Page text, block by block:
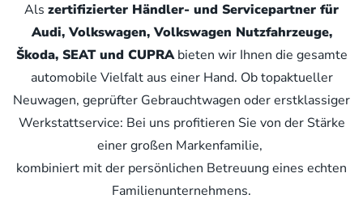
Als zertifizierter Händler- und Servicepartner für
Audi, Volkswagen, Volkswagen Nutzfahrzeuge,
Škoda, SEAT und CUPRAbieten wir Ihnen die gesamte
automobile Vielfalt aus einer Hand. Ob topaktueller
Neuwagen, geprüfter Gebrauchtwagen oder erstklassiger
Werkstattservice: Bei uns profitieren Sie von der Stärke
einer großen Markenfamilie,
kombiniert mit der persönlichen Betreuung eines echten
Familienunternehmens.